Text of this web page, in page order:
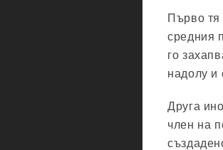
Първо тя
средния
го
надолу и
Друга
член на